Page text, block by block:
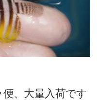
、大量入荷です